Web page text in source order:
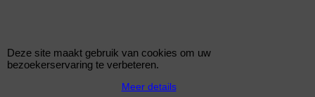
Sport Short schokdemper BMW 3 Cabrio (E30)
1986-1993
Deze site maakt gebruik van cookies om uw
bezoekerservaring te verbeteren.
Meer details